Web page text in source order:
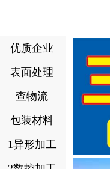
优质企业
表面处理
查物流
包装材料
1异形加工